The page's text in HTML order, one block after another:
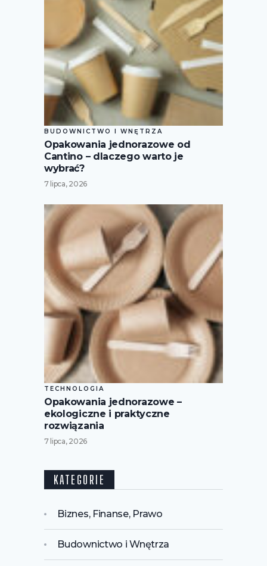
BUDOWNICTWO I WNĘTRZA
Opakowania jednorazowe od
Cantino – dlaczego warto je
wybrać?
7 lipca, 2026
TECHNOLOGIA
Opakowania jednorazowe –
ekologiczne i praktyczne
rozwiązania
7 lipca, 2026
KATEGORIE
Biznes, Finanse, Prawo
Budownictwo i Wnętrza